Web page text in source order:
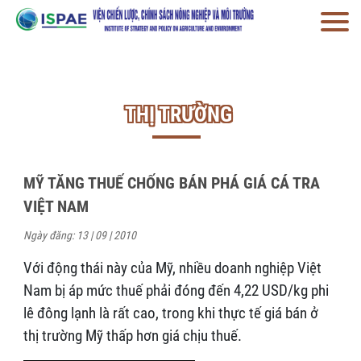
THỊ TRƯỜNG
MỸ TĂNG THUẾ CHỐNG BÁN PHÁ GIÁ CÁ TRA
VIỆT NAM
Ngày đăng: 13 | 09 | 2010
Với động thái này của Mỹ, nhiều doanh nghiệp Việt
Nam bị áp mức thuế phải đóng đến 4,22 USD/kg phi
lê đông lạnh là rất cao, trong khi thực tế giá bán ở
thị trường Mỹ thấp hơn giá chịu thuế.